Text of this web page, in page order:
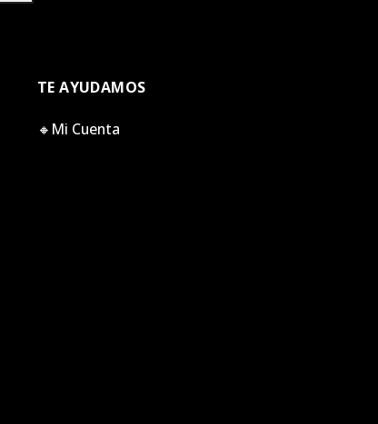
TE AYUDAMOS
🔸Mi Cuenta